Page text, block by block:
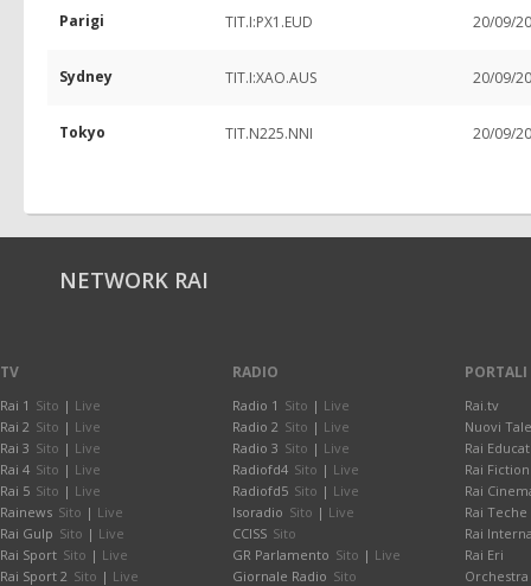
Parigi TIT.I:PX1.EUD 20/09/
Sydney TIT.I:XAO.AUS 20/09/
Tokyo TIT.N225.NNI 20/09/
NETWORK RAI
TV
Rai 1 Sito | Live
Rai 2 Sito | Live
Rai 3 Sito | Live
Rai 4 Sito | Live
Rai 5 Sito | Live
Rainews Sito | Live
Rai Gulp Sito | Live
Rai Sport Sito | Live
Rai Sport 2 Sito | Live
RADIO
Radio 1 Sito | Live
Radio 2 Sito | Live
Radio 3 Sito | Live
Radiofd4 Sito | Live
Radiofd5 Sito | Live
Isoradio Sito | Live
CCISS Sito
GR Parlamento Sito | Live
Giornale Radio Sito
PORTALI
Rai.tv
Nuovi
Rai
Rai Fiction
Rai
Rai Teche
Rai
Rai Eri